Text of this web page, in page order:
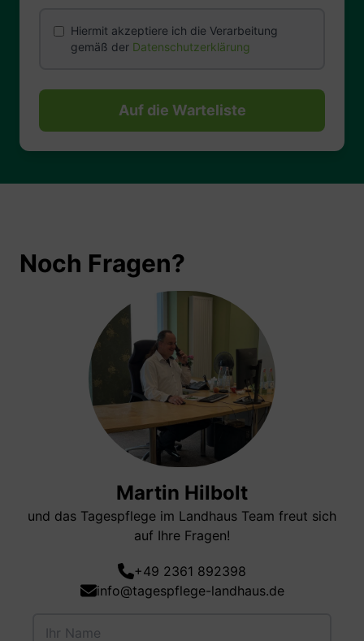
Hiermit akzeptiere ich die Verarbeitung
gemäß der Datenschutzerklärung
Auf die Warteliste
Noch Fragen?
Martin Hilbolt
und das Tagespflege im Landhaus Team freut sich
auf Ihre Fragen!
+49 2361 892398
info@tagespflege-landhaus.de
Ihr Name